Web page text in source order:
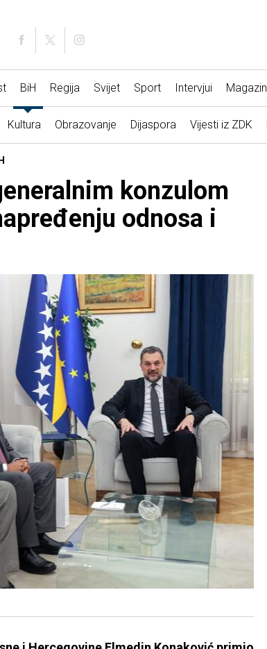
BiH Regija Svijet Sport Intervjui Magazin
Kultura Obrazovanje Dijaspora Vijesti iz ZDK
konzulom
odnosa i